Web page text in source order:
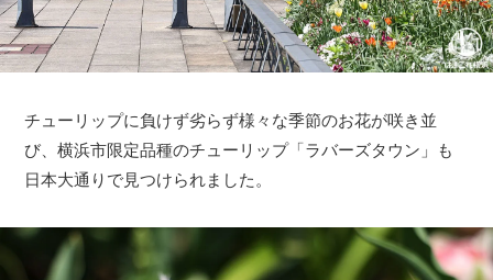
チューリップに負けず劣らず様々な季節のお花が咲き並
び、横浜市限定品種のチューリップ「ラバーズタウン」も
日本大通りで見つけられました。